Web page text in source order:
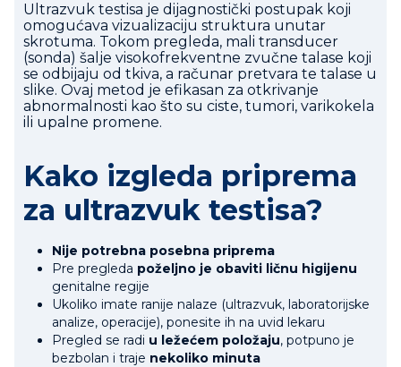
Ultrazvuk testisa je dijagnostički postupak koji
omogućava vizualizaciju struktura unutar
skrotuma. Tokom pregleda, mali transducer
(sonda) šalje visokofrekventne zvučne talase koji
se odbijaju od tkiva, a računar pretvara te talase u
slike. Ovaj metod je efikasan za otkrivanje
abnormalnosti kao što su ciste, tumori, varikokela
ili upalne promene.
Kako izgleda priprema
za ultrazvuk testisa?
Nije potrebna posebna priprema
Pre pregleda poželjno je obaviti ličnu higijenu
genitalne regije
Ukoliko imate ranije nalaze (ultrazvuk, laboratorijske
analize, operacije), ponesite ih na uvid lekaru
Pregled se radi u ležećem položaju, potpuno je
bezbolan i traje nekoliko minuta